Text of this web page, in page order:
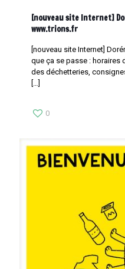
[nouveau site Internet]
www.trions.fr
[nouveau site Internet]
que ça se passe : horaires
des déchetteries,
[…]
0